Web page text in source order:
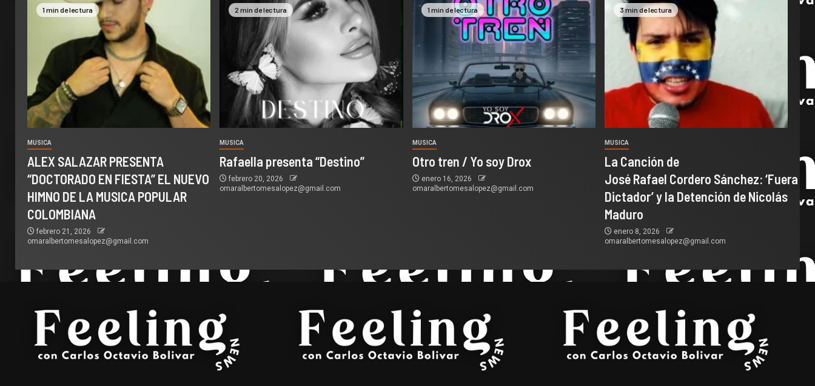
1 min de lectura
MUSICA
ALEX SALAZAR PRESENTA
“DOCTORADO EN FIESTA” EL NUEVO
HIMNO DE LA MUSICA POPULAR
COLOMBIANA
febrero 21, 2026
omaralbertomesalopez@gmail.com
2 min de lectura
MUSICA
Rafaella presenta “Destino”
febrero 20, 2026
omaralbertomesalopez@gmail.com
1 min de lectura
MUSICA
Otro tren / Yo soy Drox
enero 16, 2026
omaralbertomesalopez@gmail.com
3 min de lectura
MUSICA
La Canción de
José Rafael Cordero Sánchez: ‘Fuera
Dictador’ y la Detención de Nicolás
Maduro
enero 8, 2026
omaralbertomesalopez@gmail.com